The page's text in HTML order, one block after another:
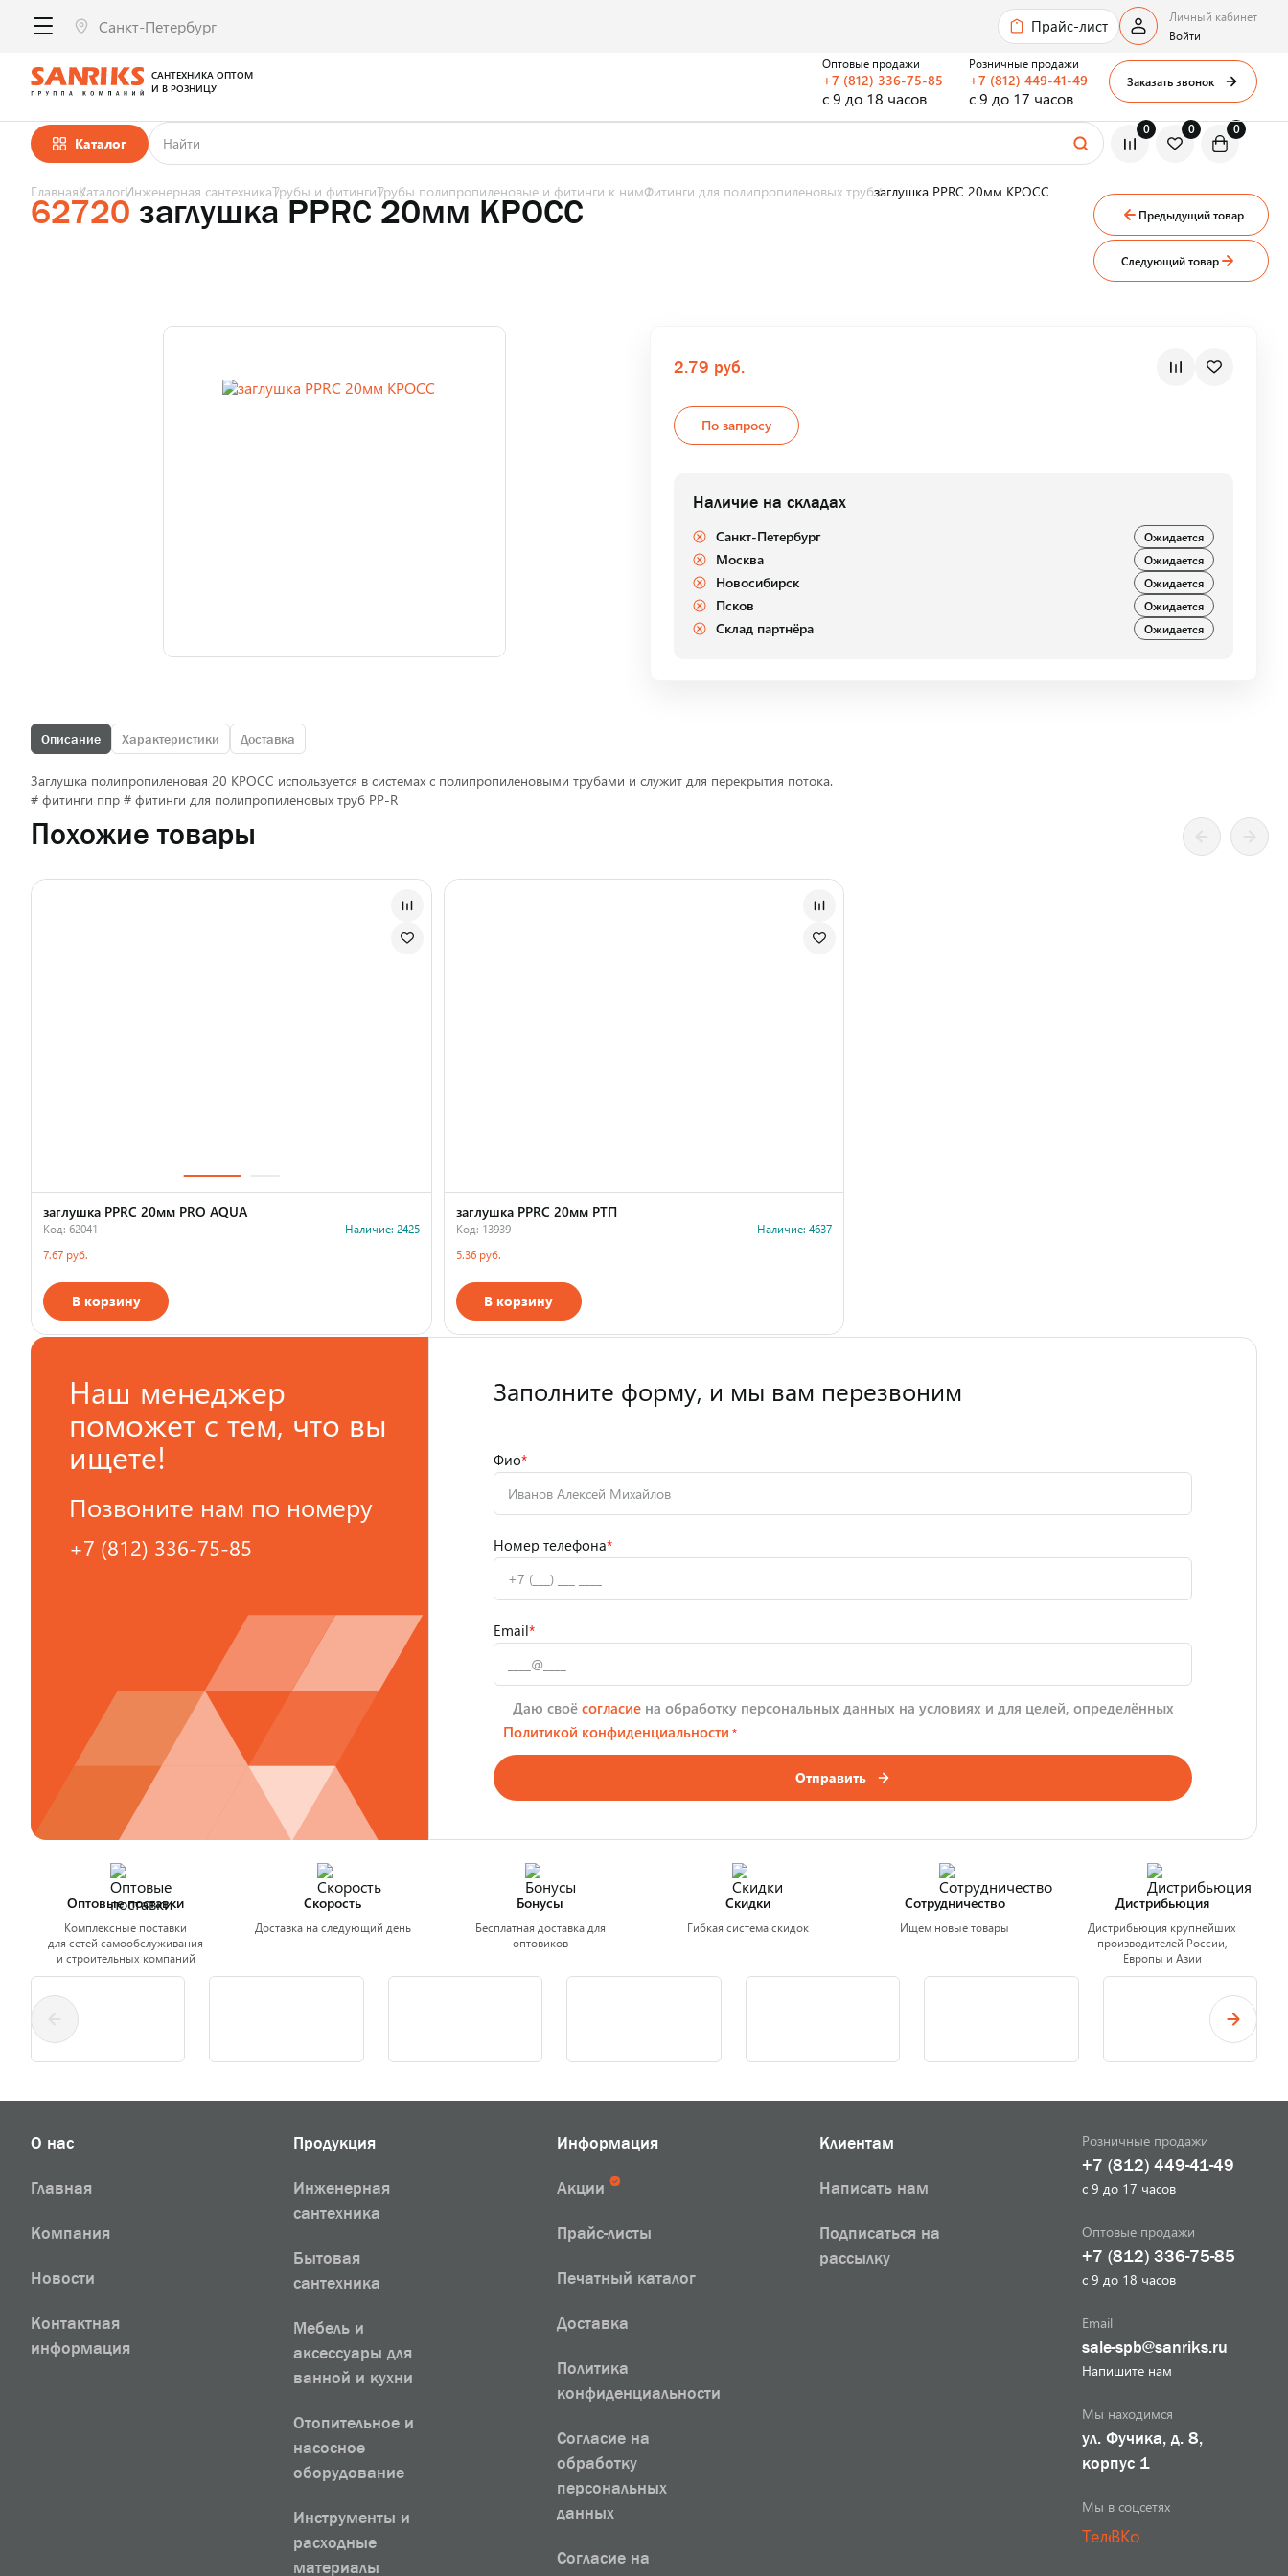
Прайс-лист
Каталог
0 0 0
САНТЕХНИКА ОПТОМ
И В РОЗНИЦУ
Оптовые продажи
+7 (812) 336-75-85
с 9 до 18 часов
Розничные продажи
+7 (812) 449-41-49
с 9 до 17 часов
Заказать звонок
Личный кабинет
Войти
ГлавнаяКаталогИнженерная сантехникаТрубы и фитингиТрубы полипропиленовые и фитинги к нимФитинги для полипропиленовых трубзаглушка PPRC 20мм КРОСС
62720 заглушка PPRC 20мм КРОСС
Описание Характеристики Доставка
Заглушка полипропиленовая 20 КРОСС используется в системах с полипропиленовыми трубами и служит для перекрытия потока.
# фитинги ппр # фитинги для полипропиленовых труб PP-R
2.79 руб.
По запросу
Наличие на складах
Санкт-Петербург Ожидается
Москва Ожидается
Новосибирск Ожидается
Псков Ожидается
Склад партнёра Ожидается
Предыдущий товар
Следующий товар
Похожие товары
заглушка PPRC 20мм PRO AQUA
Код: 62041
Наличие: 2425
7.67 руб.
В корзину
заглушка PPRC 20мм РТП
Код: 13939
Наличие: 4637
5.36 руб.
В корзину
Наш менеджер
поможет с тем, что вы
ищете!
Позвоните нам по номеру
+7 (812) 336-75-85
Заполните форму, и мы вам перезвоним
Фио*
Номер телефона*
Email*
Даю своё согласие на обработку персональных данных на условиях и для целей, определённых
Политикой конфиденциальности *
Отправить
Оптовые поставки
Комплексные поставки
для сетей самообслуживания
и строительных компаний
Скорость
Доставка на следующий день
Бонусы
Бесплатная доставка для
оптовиков
Скидки
Гибкая система скидок
Сотрудничество
Ищем новые товары
Дистрибьюция
Дистрибьюция крупнейших
производителей России,
Европы и Азии
О нас
Главная
Компания
Новости
Контактная
информация
Продукция
Инженерная
сантехника
Бытовая
сантехника
Мебель и
аксессуары для
ванной и кухни
Отопительное и
насосное
оборудование
Инструменты и
расходные
материалы
Информация
Акции
Прайс-листы
Печатный каталог
Доставка
Политика
конфиденциальности
Согласие на
обработку
персональных
данных
Согласие на
Клиентам
Написать нам
Подписаться на
рассылку
Розничные продажи
+7 (812) 449-41-49
с 9 до 17 часов
Оптовые продажи
+7 (812) 336-75-85
с 9 до 18 часов
Email
sale-spb@sanriks.ru
Напишите нам
Мы находимся
ул. Фучика, д. 8,
корпус 1
Мы в соцсетях
ТелеграмВКонтакте